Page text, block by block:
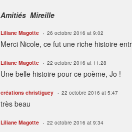
Amitiés Mireille
Liliane Magotte 26 octobre 2016 at 9:02
Merci Nicole, ce fut une riche histoire
Liliane Magotte 22 octobre 2016 at 11:28
Une belle histoire pour ce poème, Jo !
créations christiguey 22 octobre 2016 at 5:47
très beau
Liliane Magotte 22 octobre 2016 at 9:34